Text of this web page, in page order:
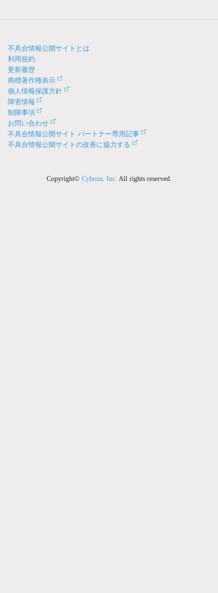
不具合情報公開サイトとは
利用規約
更新履歴
商標著作権表示
個人情報保護方針
障害情報
制限事項
お問い合わせ
不具合情報公開サイト パートナー専用記事
不具合情報公開サイトの改善に協力する
Copyright© Cybozu, Inc. All rights reserved.